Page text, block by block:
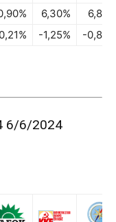
6,30%
6,80%
-1,25% -0,80%
6/6/2024